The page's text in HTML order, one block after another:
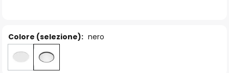
Colore (selezione): nero